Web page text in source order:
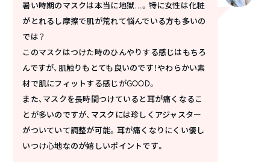
暑い時期のマスクは本当に地獄…。特に女性は化粧
がとれるし摩擦で肌が荒れて悩んでいる方も多いの
では？
このマスクはつけた時のひんやりする感じはもちろ
んですが、肌触りもとても良いのです！やわらかい素
材で肌にフィットする感じがGOOD。
また、マスクを長時間つけていると耳が痛くなるこ
とが多いのですが、マスクには珍しくアジャスター
がついていて調整が可能。耳が痛くなりにくい優し
いつけ心地なのが嬉しいポイントです。